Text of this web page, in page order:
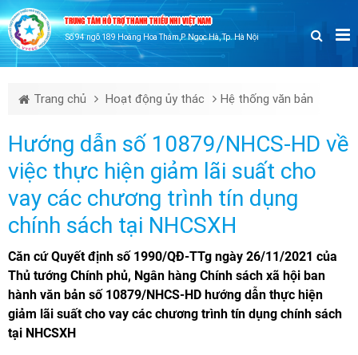
TRUNG TÂM HỖ TRỢ THANH THIẾU NHI VIỆT NAM
Số 94 ngõ 189 Hoàng Hoa Thám,P. Ngọc Hà, Tp. Hà Nội
Trang chủ Hoạt động ủy thác Hệ thống văn bản
Hướng dẫn số 10879/NHCS-HD về
việc thực hiện giảm lãi suất cho
vay các chương trình tín dụng
chính sách tại NHCSXH
Căn cứ Quyết định số 1990/QĐ-TTg ngày 26/11/2021 của
Thủ tướng Chính phủ, Ngân hàng Chính sách xã hội ban
hành văn bản số 10879/NHCS-HD hướng dẫn thực hiện
giảm lãi suất cho vay các chương trình tín dụng chính sách
tại NHCSXH